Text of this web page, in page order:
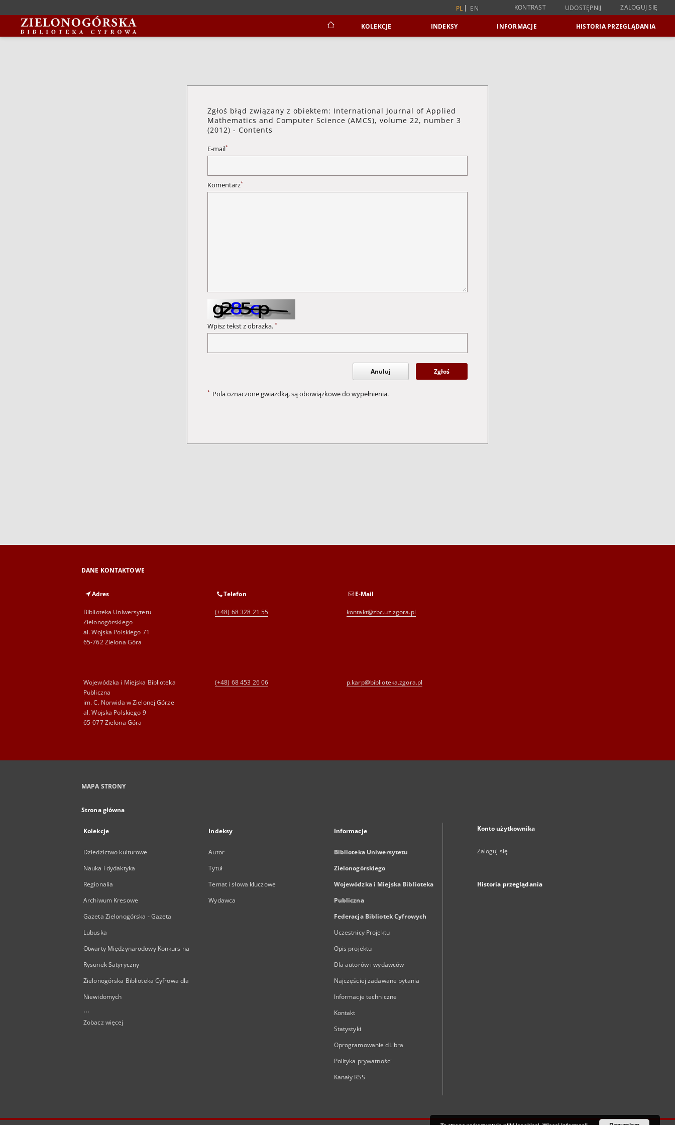
PL EN KONTRAST UDOSTĘPNIJ ZALOGUJ SIĘ
KOLEKCJE INDEKSY INFORMACJE HISTORIA PRZEGLĄDANIA
Zgłoś błąd związany z obiektem: International Journal of Applied
Mathematics and Computer Science (AMCS), volume 22, number 3
(2012) - Contents
E-mail*
Komentarz*
Wpisz tekst z obrazka. *
Anuluj Zgłoś
* Pola oznaczone gwiazdką, są obowiązkowe do wypełnienia.
DANE KONTAKTOWE
Adres
Biblioteka Uniwersytetu
Zielonogórskiego
al. Wojska Polskiego 71
65-762 Zielona Góra
Telefon
(+48) 68 328 21 55
E-Mail
kontakt@zbc.uz.zgora.pl
Wojewódzka i Miejska Biblioteka
Publiczna
im. C. Norwida w Zielonej Górze
al. Wojska Polskiego 9
65-077 Zielona Góra
(+48) 68 453 26 06 p.karp@biblioteka.zgora.pl
MAPA STRONY
Strona główna
Kolekcje
Dziedzictwo kulturowe
Nauka i dydaktyka
Regionalia
Archiwum Kresowe
Gazeta Zielonogórska - Gazeta
Lubuska
Otwarty Międzynarodowy Konkurs na
Rysunek Satyryczny
Zielonogórska Biblioteka Cyfrowa dla
Niewidomych
...
Zobacz więcej
Indeksy
Autor
Tytuł
Temat i słowa kluczowe
Wydawca
Informacje
Biblioteka Uniwersytetu
Zielonogórskiego
Wojewódzka i Miejska Biblioteka
Publiczna
Federacja Bibliotek Cyfrowych
Uczestnicy Projektu
Opis projektu
Dla autorów i wydawców
Najczęściej zadawane pytania
Informacje techniczne
Kontakt
Statystyki
Oprogramowanie dLibra
Polityka prywatności
Kanały RSS
Konto użytkownika
Zaloguj się
Historia przeglądania